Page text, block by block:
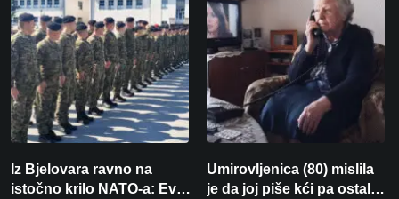
Iz Bjelovara ravno na
istočno krilo NATO-a: Evo
Umirovljenica (80) mislila
je da joj piše kći pa ostala